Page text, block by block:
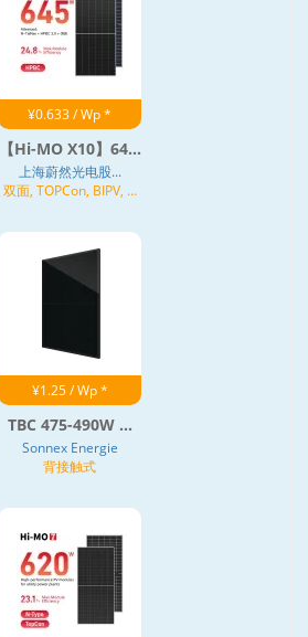
¥0.633 / Wp *
【Hi-MO X10】64...
上海蔚然光电股...
双面, TOPCon, BIPV, N
¥1.25 / Wp *
TBC 475-490W ...
Sonnex Energie
背接触式